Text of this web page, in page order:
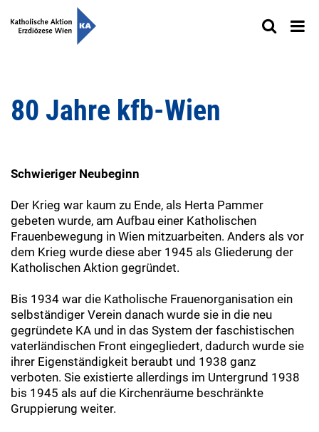
80 Jahre kfb-Wien
Schwieriger Neubeginn
Der Krieg war kaum zu Ende, als Herta Pammer
gebeten wurde, am Aufbau einer Katholischen
Frauenbewegung in Wien mitzuarbeiten. Anders als vor
dem Krieg wurde diese aber 1945 als Gliederung der
Katholischen Aktion gegründet.
Bis 1934 war die Katholische Frauenorganisation ein
selbständiger Verein danach wurde sie in die neu
gegründete KA und in das System der faschistischen
vaterländischen Front eingegliedert, dadurch wurde sie
ihrer Eigenständigkeit beraubt und 1938 ganz
verboten. Sie existierte allerdings im Untergrund 1938
bis 1945 als auf die Kirchenräume beschränkte
Gruppierung weiter.